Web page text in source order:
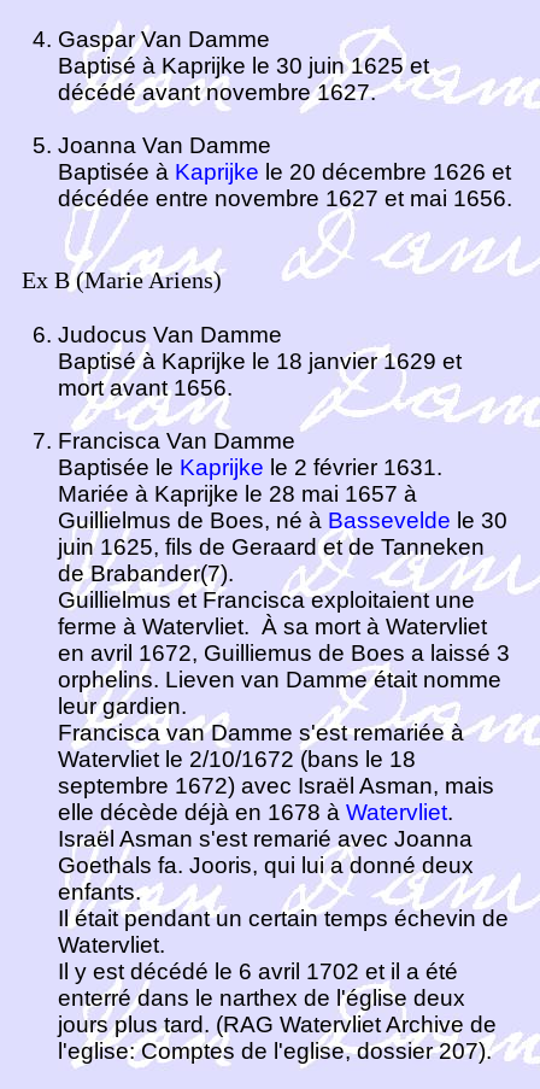
Gaspar Van Damme
Baptisé à Kaprijke le 30 juin 1625 et
décédé avant novembre 1627.
Joanna Van Damme
Baptisée à Kaprijke le 20 décembre 1626 et
décédée entre novembre 1627 et mai 1656.
Ex B (Marie Ariens)
Judocus Van Damme
Baptisé à Kaprijke le 18 janvier 1629 et
mort avant 1656.
Francisca Van Damme
Baptisée le Kaprijke le 2 février 1631.
Mariée à Kaprijke le 28 mai 1657 à
Guillielmus de Boes, né à Bassevelde le 30
juin 1625, fils de Geraard et de Tanneken
de Brabander(7).
Guillielmus et Francisca exploitaient une
ferme à Watervliet. À sa mort à Watervliet
en avril 1672, Guilliemus de Boes a laissé 3
orphelins. Lieven van Damme était nomme
leur gardien.
Francisca van Damme s'est remariée à
Watervliet le 2/10/1672 (bans le 18
septembre 1672) avec Israël Asman, mais
elle décède déjà en 1678 à Watervliet.
Israël Asman s'est remarié avec Joanna
Goethals fa. Jooris, qui lui a donné deux
enfants.
Il était pendant un certain temps échevin de
Watervliet.
Il y est décédé le 6 avril 1702 et il a été
enterré dans le narthex de l'église deux
jours plus tard. (RAG Watervliet Archive de
l'eglise: Comptes de l'eglise, dossier 207).